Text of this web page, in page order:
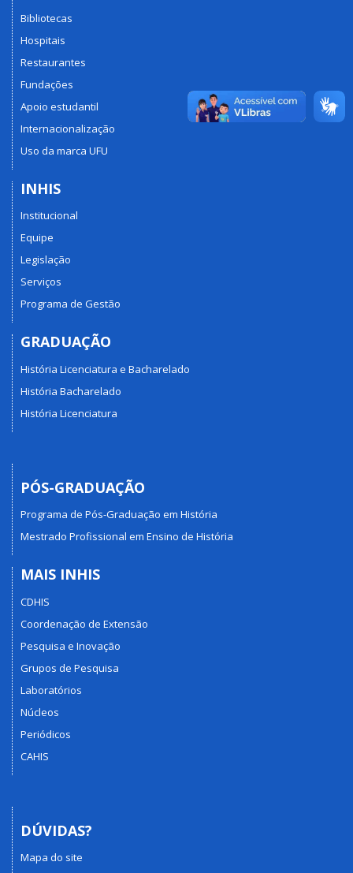
Bibliotecas
Hospitais
Restaurantes
Fundações
Apoio estudantil
Internacionalização
Uso da marca UFU
INHIS
Institucional
Equipe
Legislação
Serviços
Programa de Gestão
GRADUAÇÃO
História Licenciatura e Bacharelado
História Bacharelado
História Licenciatura
PÓS-GRADUAÇÃO
Programa de Pós-Graduação em História
Mestrado Profissional em Ensino de História
MAIS INHIS
CDHIS
Coordenação de Extensão
Pesquisa e Inovação
Grupos de Pesquisa
Laboratórios
Núcleos
Periódicos
CAHIS
DÚVIDAS?
Mapa do site